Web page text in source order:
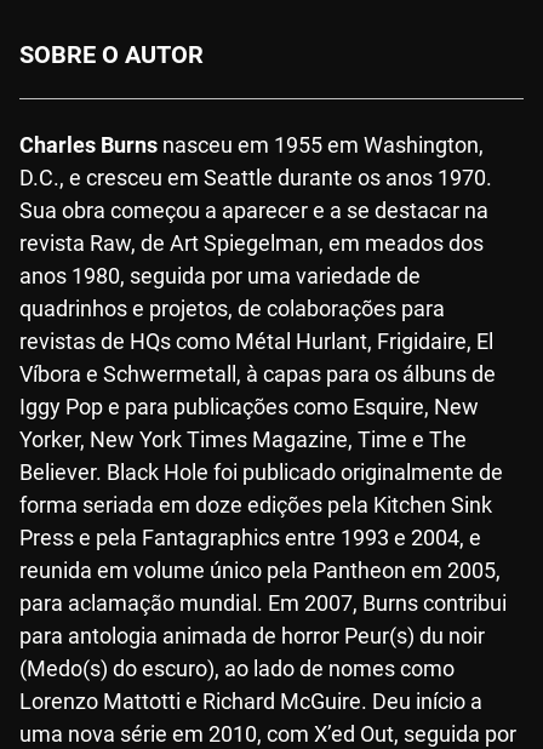
SOBRE O AUTOR
Charles Burns nasceu em 1955 em Washington,
D.C., e cresceu em Seattle durante os anos 1970.
Sua obra começou a aparecer e a se destacar na
revista Raw, de Art Spiegelman, em meados dos
anos 1980, seguida por uma variedade de
quadrinhos e projetos, de colaborações para
revistas de HQs como Métal Hurlant, Frigidaire, El
Víbora e Schwermetall, à capas para os álbuns de
Iggy Pop e para publicações como Esquire, New
Yorker, New York Times Magazine, Time e The
Believer. Black Hole foi publicado originalmente de
forma seriada em doze edições pela Kitchen Sink
Press e pela Fantagraphics entre 1993 e 2004, e
reunida em volume único pela Pantheon em 2005,
para aclamação mundial. Em 2007, Burns contribui
para antologia animada de horror Peur(s) du noir
(Medo(s) do escuro), ao lado de nomes como
Lorenzo Mattotti e Richard McGuire. Deu início a
uma nova série em 2010, com X’ed Out, seguida por